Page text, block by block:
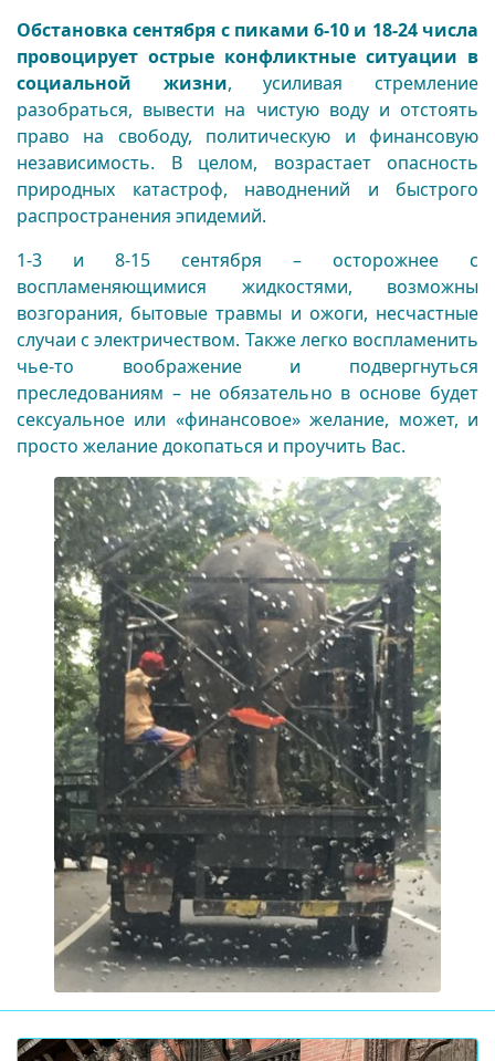
Обстановка сентября с пиками 6-10 и 18-24 числа
провоцирует острые конфликтные ситуации в
социальной жизни, усиливая стремление
разобраться, вывести на чистую воду и отстоять
право на свободу, политическую и финансовую
независимость. В целом, возрастает опасность
природных катастроф, наводнений и быстрого
распространения эпидемий.
1-3 и 8-15 сентября – осторожнее с
воспламеняющимися жидкостями, возможны
возгорания, бытовые травмы и ожоги, несчастные
случаи с электричеством. Также легко воспламенить
чье-то воображение и подвергнуться
преследованиям – не обязательно в основе будет
сексуальное или «финансовое» желание, может, и
просто желание докопаться и проучить Вас.